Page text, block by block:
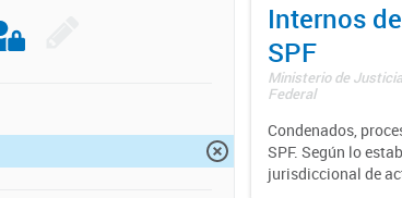
Internos
SPF
Ministerio de
Federal
Condenados,
SPF. Según lo
jurisdiccional de